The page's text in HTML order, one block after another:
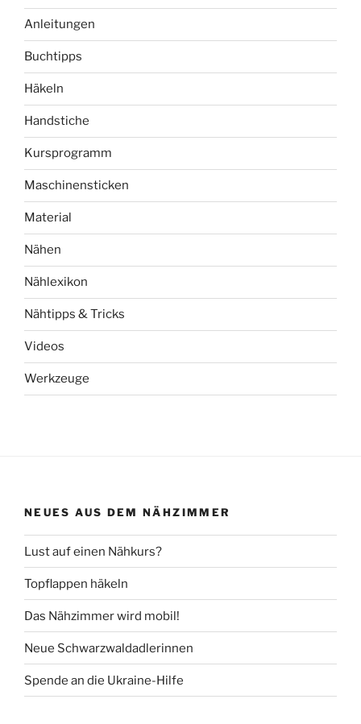
Anleitungen
Buchtipps
Häkeln
Handstiche
Kursprogramm
Maschinensticken
Material
Nähen
Nählexikon
Nähtipps & Tricks
Videos
Werkzeuge
NEUES AUS DEM NÄHZIMMER
Lust auf einen Nähkurs?
Topflappen häkeln
Das Nähzimmer wird mobil!
Neue Schwarzwaldadlerinnen
Spende an die Ukraine-Hilfe